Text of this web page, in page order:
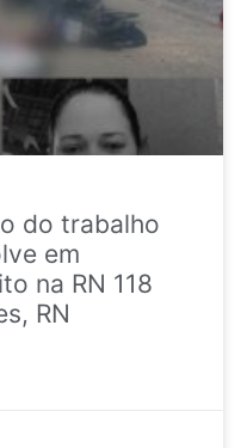
do trabalho
em
na RN 118
RN